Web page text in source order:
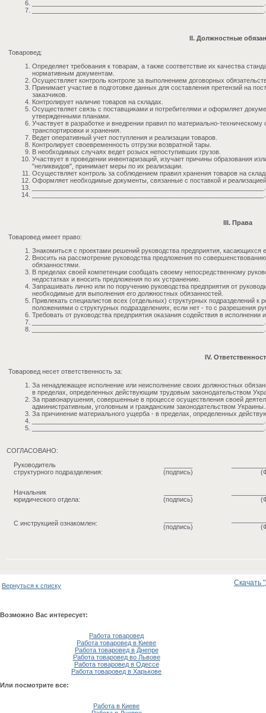
II. Должностные
Товаровед:
Определяет требования к товарам, а также соответствие их качества
нормативным документам.
Осуществляет контроль контроле за выполнением договорных
Принимает участие в подготовке данных для составления претензий на
заказчиков.
Контролирует наличие товаров на складах.
Осуществляет связь с поставщиками и потребителями и оформляет
утвержденными планами.
Участвует в разработке и внедрении правил по материально-
транспортировки и хранения.
Ведет оперативный учет поступления и реализации товаров.
Контролирует своевременность отгрузки возвратной тары.
В необходимых случаях ведет розыск непоступивших грузов.
Участвует в проведении инвентаризаций, изучает причины образования
"неликвидов", принимает меры по их реализации.
Осуществляет контроль за соблюдением правил хранения товаров на
Оформляет необходимые документы, связанные с поставкой и
III. Права
Товаровед имеет право:
Знакомиться с проектами решений руководства предприятия, касающихся
Вносить на рассмотрение руководства предложения по
обязанностями.
В пределах своей компетенции сообщать своему непосредственному
недостатках и вносить предложения по их устранению.
Запрашивать лично или по поручению руководства предприятия от
необходимые для выполнения его должностных обязанностей.
Привлекать специалистов всех (отдельных) структурных подразделений
положениями о структурных подразделениях, если нет - то с разрешения
Требовать от руководства предприятия оказания содействия в
IV.
Товаровед несет ответственность за:
За ненадлежащее исполнение или неисполнение своих должностных
в пределах, определенных действующим трудовым законодательством
За правонарушения, совершенные в процессе осуществления своей
административным, уголовным и гражданским законодательством Украины.
За причинение материального ущерба - в пределах, определенных
СОГЛАСОВАНО:
Руководитель
структурного подразделения:
(подпись)
Начальник
юридического отдела:
(подпись)
С инструкцией ознакомлен:
(подпись)
Вернуться к списку Скачать
Возможно Вас интересует:
Работа товаровед
Работа товаровед в Киеве
Работа товаровед в Днепре
Работа товаровед во Львове
Работа товаровед в Одессе
Работа товаровед в Харькове
Или посмотрите все:
Работа в Киеве